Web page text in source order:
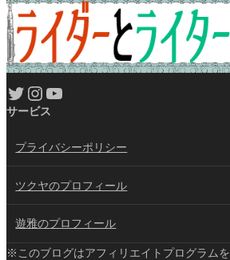
Twitter Instagram YouTube
サービス
プライバシーポリシー
ツクヤのプロフィール
遊雅のプロフィール
※このブログはアフィリエイトプログラムを